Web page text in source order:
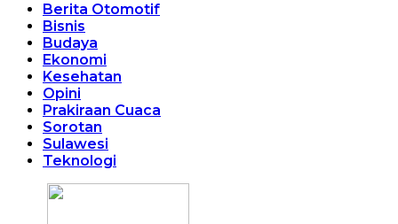
Berita Otomotif
Bisnis
Budaya
Ekonomi
Kesehatan
Opini
Prakiraan Cuaca
Sorotan
Sulawesi
Teknologi